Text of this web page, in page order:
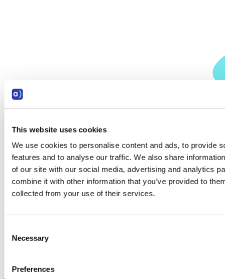
This website uses cookies
We use cookies to personalise content and ads, to provide
features and to analyse our traffic. We also share
of our site with our social media, advertising and analytics
combine it with other information that you’ve provided to
collected from your use of their services.
Selection
Necessary
Preferences